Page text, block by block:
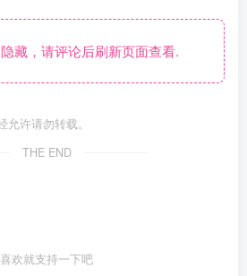
藏，请评论后刷新页面查看.
许请勿转载。
THE END
喜欢就支持一下吧